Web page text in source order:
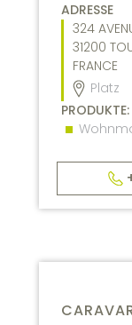
ADRESSE
324
31200
FRANCE
Platz
PRODUKTE: